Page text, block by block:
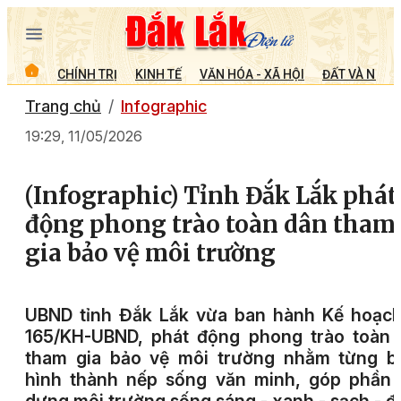
CHÍNH TRỊ KINH TẾ VĂN HÓA - XÃ HỘI ĐẤT VÀ
Trang chủ Infographic
19:29, 11/05/2026
(Infographic) Tỉnh Đắk Lắk phát
động phong trào toàn dân tham
gia bảo vệ môi trường
UBND tỉnh Đắk Lắk vừa ban hành Kế
165/KH-UBND, phát động phong trào toàn
tham gia bảo vệ môi trường nhằm từng
hình thành nếp sống văn minh, góp phần